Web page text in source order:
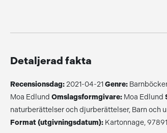
Detaljerad fakta
Recensionsdag:2021-04-21Genre:
Moa Edlund Omslagsformgivare:Moa Edlund
naturberättelser och djurberättelser, Barn och
Format (utgivningsdatum):Kartonnage,